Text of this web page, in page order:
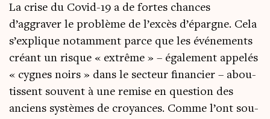
La crise du Covid-19 a de fortes chances
d’aggraver le pro­blème de l’excès d’épargne. Cela
s’explique notam­ment parce que les évé­ne­ments
créant un risque « extrême » – éga­le­ment appe­lés
« cygnes noirs » dans le sec­teur finan­cier – abou­
tissent sou­vent à une remise en ques­tion des
anciens sys­tèmes de croyances. Comme l’ont sou­